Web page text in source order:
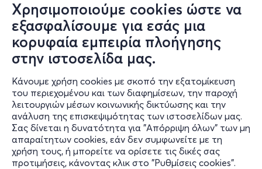
Χρησιμοποιούμε cookies ώστε να
εξασφαλίσουμε για εσάς μια
κορυφαία εμπειρία πλοήγησης
στην ιστοσελίδα μας.
Κάνουμε χρήση cookies με σκοπό την εξατομίκευση
του περιεχομένου και των διαφημίσεων, την παροχή
λειτουργιών μέσων κοινωνικής δικτύωσης και την
ανάλυση της επισκεψιμότητας των ιστοσελίδων μας.
Σας δίνεται η δυνατότητα για "Απόρριψη όλων" των μη
απαραίτητων cookies, εάν δεν συμφωνείτε με τη
χρήση τους, ή μπορείτε να ορίσετε τις δικές σας
προτιμήσεις, κάνοντας κλικ στο "Ρυθμίσεις cookies".